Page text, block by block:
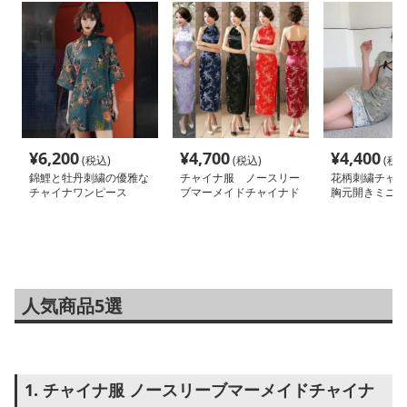
¥6,200(税込)
錦鯉と牡丹刺繍の優雅な
チャイナワンピース
¥4,700(税込)
チャイナ服 ノースリー
ブマーメイドチャイナド
¥4,400(税
花柄刺繍チャ
胸元開きミニ
人気商品5選
1. チャイナ服 ノースリーブマーメイドチャイナ